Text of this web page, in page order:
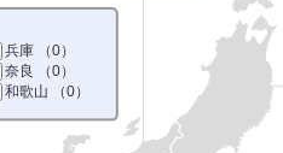
兵庫 （0）
奈良
（0）
和歌山 （0）